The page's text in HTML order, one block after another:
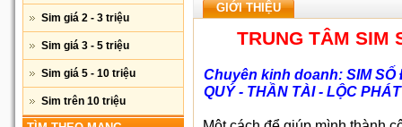
Sim giá 2 - 3 triệu
Sim giá 3 - 5 triệu
Sim giá 5 - 10 triệu
Sim trên 10 triệu
GIỚI THIỆU
TRUNG TÂM SIM
Chuyên kinh doanh: SIM SỐ
QUÝ - THẦN TÀI - LỘC